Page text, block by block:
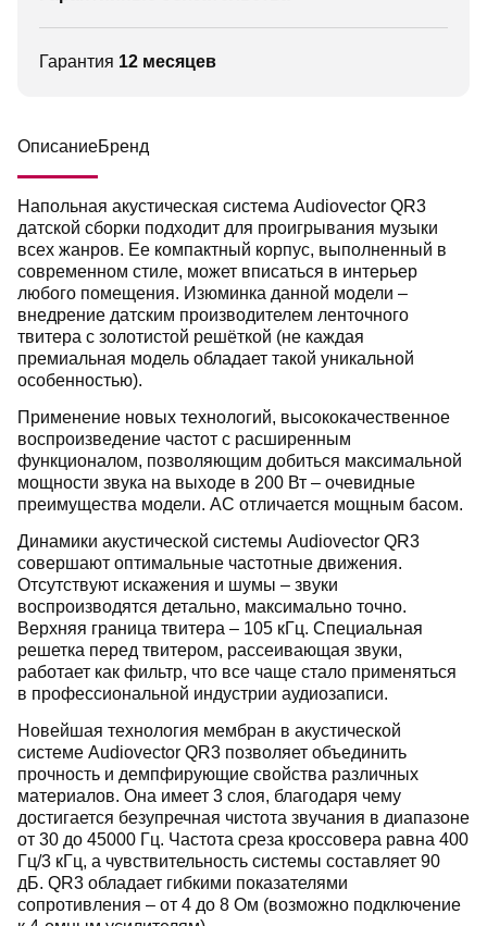
Гарантия 12 месяцев
ОписаниеБренд
Напольная акустическая система Audiovector QR3
датской сборки подходит для проигрывания музыки
всех жанров. Ее компактный корпус, выполненный в
современном стиле, может вписаться в интерьер
любого помещения. Изюминка данной модели –
внедрение датским производителем ленточного
твитера с золотистой решёткой (не каждая
премиальная модель обладает такой уникальной
особенностью).
Применение новых технологий, высококачественное
воспроизведение частот с расширенным
функционалом, позволяющим добиться максимальной
мощности звука на выходе в 200 Вт – очевидные
преимущества модели. АС отличается мощным басом.
Динамики акустической системы Audiovector QR3
совершают оптимальные частотные движения.
Отсутствуют искажения и шумы – звуки
воспроизводятся детально, максимально точно.
Верхняя граница твитера – 105 кГц. Специальная
решетка перед твитером, рассеивающая звуки,
работает как фильтр, что все чаще стало применяться
в профессиональной индустрии аудиозаписи.
Новейшая технология мембран в акустической
системе Audiovector QR3 позволяет объединить
прочность и демпфирующие свойства различных
материалов. Она имеет 3 слоя, благодаря чему
достигается безупречная чистота звучания в диапазоне
от 30 до 45000 Гц. Частота среза кроссовера равна 400
Гц/3 кГц, а чувствительность системы составляет 90
дБ. QR3 обладает гибкими показателями
сопротивления – от 4 до 8 Ом (возможно подключение